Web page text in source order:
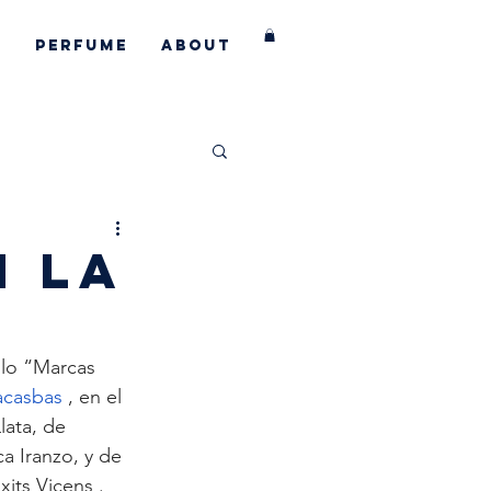
Perfume About
LA
“Marcas
, en el
de
Iranzo, y de
Vicens .